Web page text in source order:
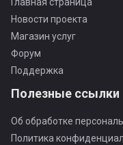
Главная страница
Новости проекта
Магазин услуг
Форум
Поддержка
Полезные ссылки
Об обработке
Политика